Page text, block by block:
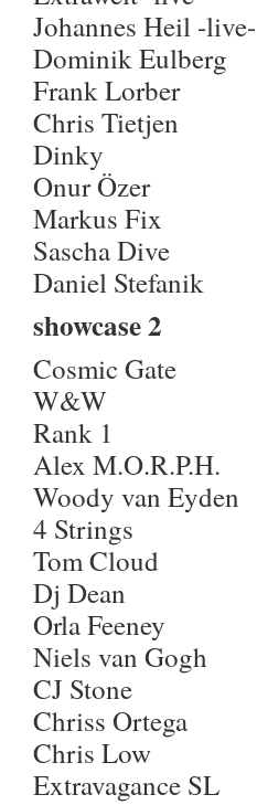
Johannes Heil -live-
Dominik Eulberg
Frank Lorber
Chris Tietjen
Dinky
Onur Özer
Markus Fix
Sascha Dive
Daniel Stefanik
showcase 2
Cosmic Gate
W&W
Rank 1
Alex M.O.R.P.H.
Woody van Eyden
4 Strings
Tom Cloud
Dj Dean
Orla Feeney
Niels van Gogh
CJ Stone
Chriss Ortega
Chris Low
Extravagance SL